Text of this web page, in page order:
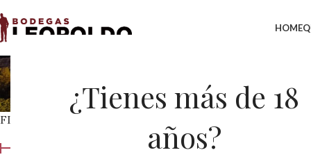
¿Tienes más de 18
años?
HOME
FILTRAR POR PRECIO Productos